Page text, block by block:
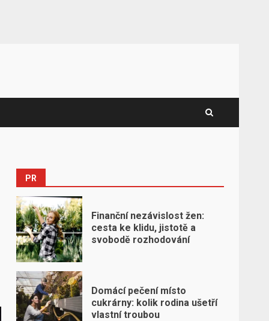
PR
Finanční nezávislost žen:
cesta ke klidu, jistotě a
svobodě rozhodování
Domácí pečení místo
cukrárny: kolik rodina ušetří
vlastní troubou